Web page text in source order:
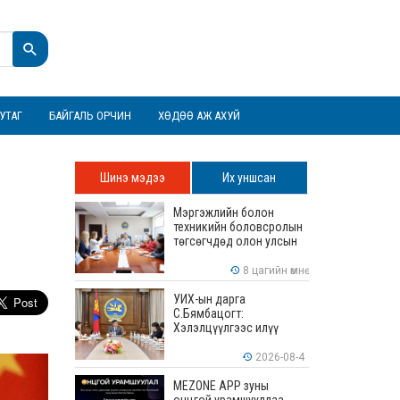
БАЙГАЛЬ ОРЧИН ХӨДӨӨ АЖ АХУЙ
Шинэ мэдээ Их уншсан
Мэргэжлийн болон
техникийн боловсролын
төгсөгчдөд олон улсын
зөвшөөрөгдөх ур
чадваруудыг олгоно
8 цагийн өмнө
УИХ-ын дарга
С.Бямбацогт:
Хэлэлцүүлгээс илүү
илүү бодит үр дүн чухал
2026-08-4
MEZONE APP зуны